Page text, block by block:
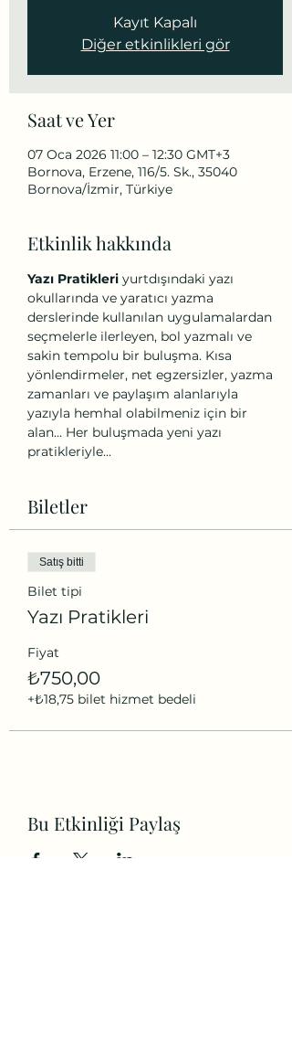
Kayıt Kapalı
Diğer etkinlikleri gör
Saat ve Yer
07 Oca 2026 11:00 – 12:30 GMT+3
Bornova, Erzene, 116/5. Sk., 35040
Bornova/İzmir, Türkiye
Etkinlik hakkında
Yazı Pratikleri yurtdışındaki yazı
okullarında ve yaratıcı yazma
derslerinde kullanılan uygulamalardan
seçmelerle ilerleyen, bol yazmalı ve
sakin tempolu bir buluşma. Kısa
yönlendirmeler, net egzersizler, yazma
zamanları ve paylaşım alanlarıyla
yazıyla hemhal olabilmeniz için bir
alan… Her buluşmada yeni yazı
pratikleriyle...
Biletler
Satış bitti
Bilet tipi
Yazı Pratikleri
Fiyat
₺750,00
+₺18,75 bilet hizmet bedeli
Bu Etkinliği Paylaş